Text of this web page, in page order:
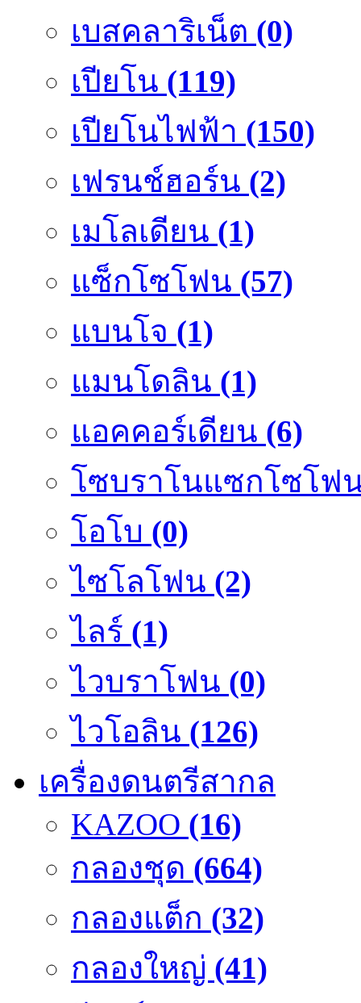
เบสคลาริเน็ต (0)
เปียโน (119)
เปียโนไฟฟ้า (150)
เฟรนช์ฮอร์น (2)
เมโลเดียน (1)
แซ็กโซโฟน (57)
แบนโจ (1)
แมนโดลิน (1)
แอคคอร์เดียน (6)
โซบราโนแซกโซโฟ
โอโบ (0)
ไซโลโฟน (2)
ไลร์ (1)
ไวบราโฟน (0)
ไวโอลิน (126)
เครื่องดนตรีสากล
KAZOO (16)
กลองชุด (664)
กลองแต็ก (32)
กลองใหญ่ (41)